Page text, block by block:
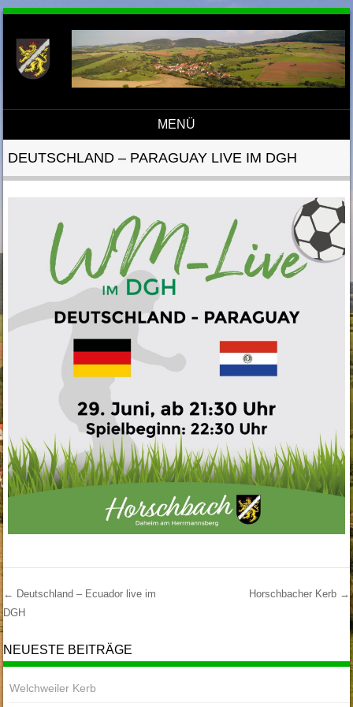
MENÜ
Direkt zum Inhalt
DEUTSCHLAND – PARAGUAY LIVE IM DGH
Post Navigation
← Deutschland – Ecuador live im
DGH
Horschbacher Kerb →
NEUESTE BEITRÄGE
Welchweiler Kerb